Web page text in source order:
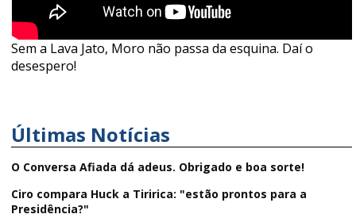
Sem a Lava Jato, Moro não passa da esquina. Daí o
desespero!
Últimas Notícias
O Conversa Afiada dá adeus. Obrigado e boa sorte!
Ciro compara Huck a Tiririca: "estão prontos para a
Presidência?"